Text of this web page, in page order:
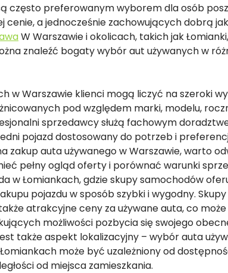
często preferowanym wyborem dla osób
cenie, a jednocześnie zachowujących dobrą
W Warszawie i okolicach, takich jak
znaleźć bogaty wybór aut używanych w
w Warszawie klienci mogą liczyć na szeroki
pod względem marki, modelu,
sprzedawcy służą fachowym
pojazd dostosowany do potrzeb i
zakup auta używanego w Warszawie, warto
pełny ogląd oferty i porównać warunki
w Łomiankach, gdzie skupy samochodów
pojazdu w sposób szybki i wygodny.
atrakcyjne ceny za używane auta, co
możliwości pozbycia się swojego
także aspekt lokalizacyjny – wybór auta
może być uzależniony od
od miejsca zamieszkania.